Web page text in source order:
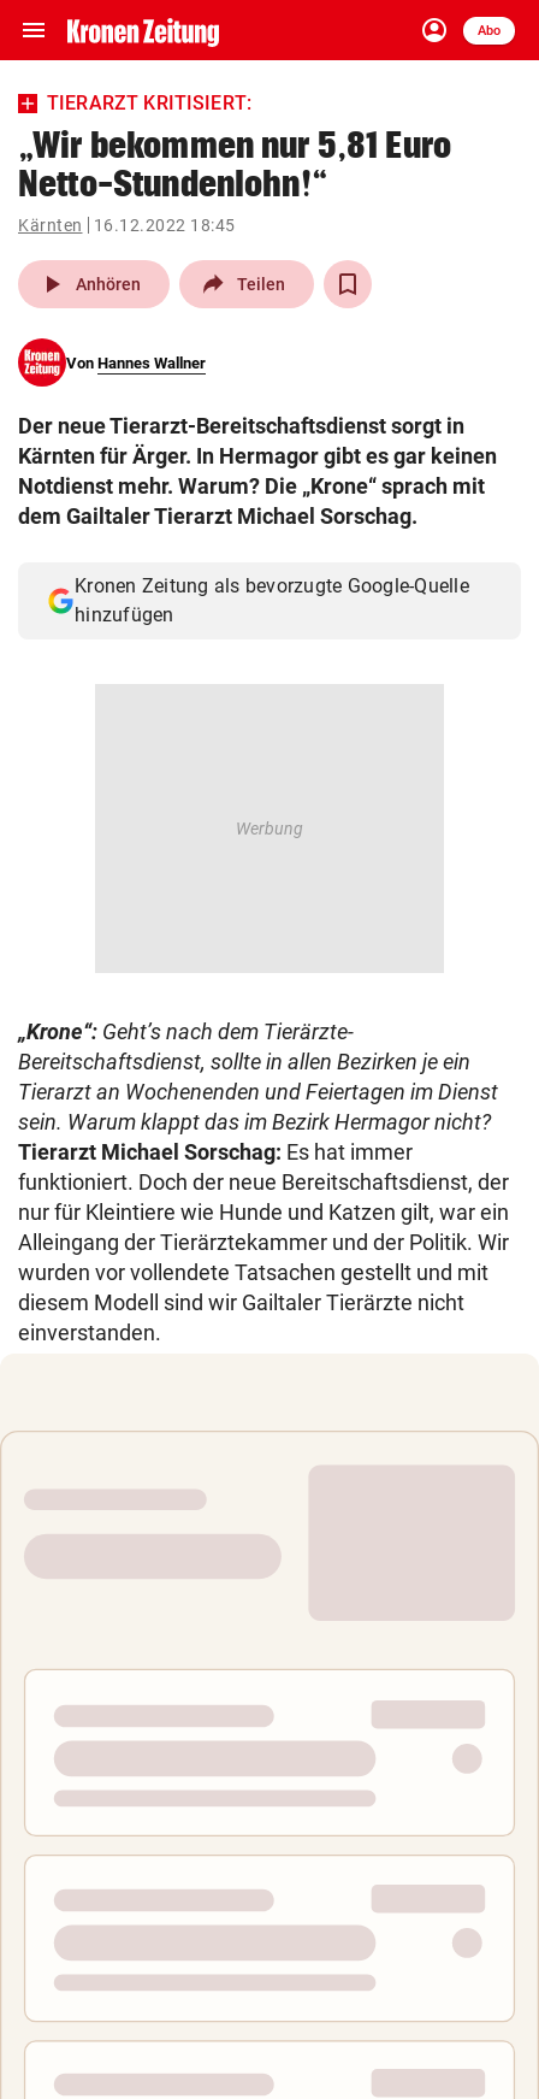
menu Navigation
ein-/ausklappen
account_circle
Anmelden
Abo
close Schließen
account_circle Anmelden
pin_drop
Wien arrow_right
search
eingeben
Muthgasse 2, 1190 Wien
TIERARZT KRITISIERT:
„Wir bekommen nur 5,81 Euro
Netto-Stundenlohn!“
Kärnten 16.12.2022 18:45
play_arrow Anhören Teilen
Von Hannes Wallner
Der neue Tierarzt-Bereitschaftsdienst sorgt in
Kärnten für Ärger. In Hermagor gibt es gar keinen
Notdienst mehr. Warum? Die „Krone“ sprach mit
dem Gailtaler Tierarzt Michael Sorschag.
Kronen Zeitung als bevorzugte Google-Quelle
hinzufügen
„Krone“: Geht’s nach dem Tierärzte-
Bereitschaftsdienst, sollte in allen Bezirken je ein
Tierarzt an Wochenenden und Feiertagen im Dienst
sein. Warum klappt das im Bezirk Hermagor nicht?
Tierarzt Michael Sorschag: Es hat immer
funktioniert. Doch der neue Bereitschaftsdienst, der
nur für Kleintiere wie Hunde und Katzen gilt, war ein
Alleingang der Tierärztekammer und der Politik. Wir
wurden vor vollendete Tatsachen gestellt und mit
diesem Modell sind wir Gailtaler Tierärzte nicht
einverstanden.